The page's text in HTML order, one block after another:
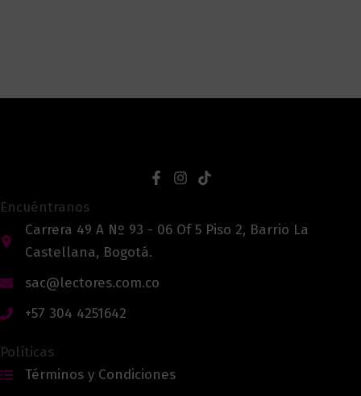
Encuéntranos
Carrera 49 A Nº 93 - 06 Of 5 Piso 2, Barrio La
Castellana, Bogotá.
sac@lectores.com.co
+57 304 4251642
Políticas
Términos y Condiciones